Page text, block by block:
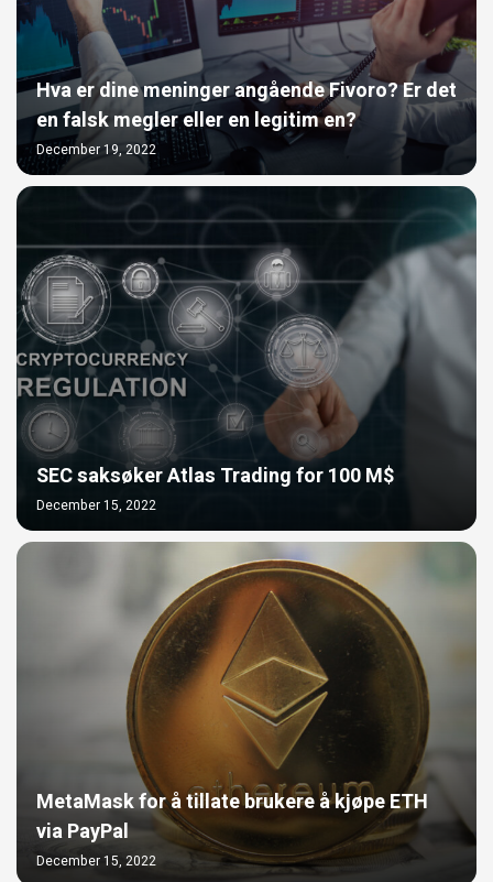
Hva er dine meninger angående Fivoro? Er det
en falsk megler eller en legitim en?
December 19, 2022
SEC saksøker Atlas Trading for 100 M$
December 15, 2022
MetaMask for å tillate brukere å kjøpe ETH
via PayPal
December 15, 2022